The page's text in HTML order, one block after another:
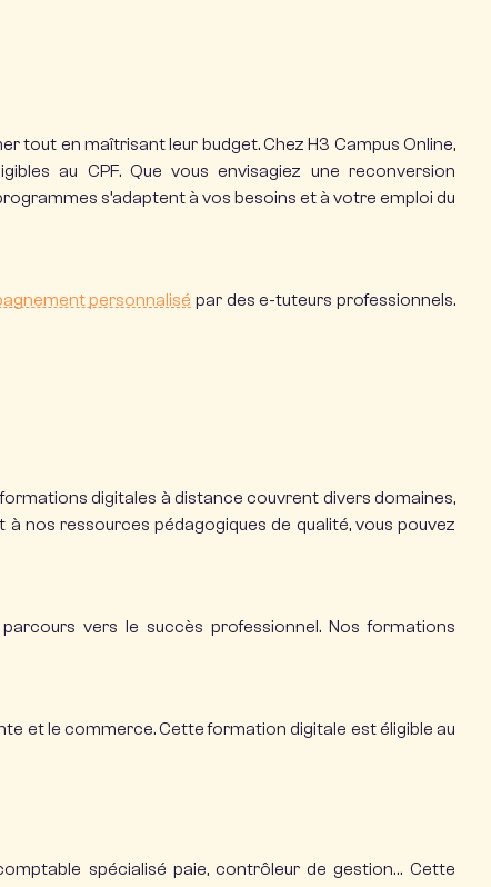
tout en maîtrisant leur budget. Chez H3 Campus Online,
au CPF. Que vous envisagiez une reconversion
s’adaptent à vos besoins et à votre emploi du
personnalisé par des e-tuteurs professionnels.
formations digitales à distancecouvrent divers domaines,
nos ressources pédagogiques de qualité, vous pouvez
vers le succès professionnel. Nosformations
et le commerce. Cette formation digitale est éligible au
spécialisé paie, contrôleur de gestion… Cette